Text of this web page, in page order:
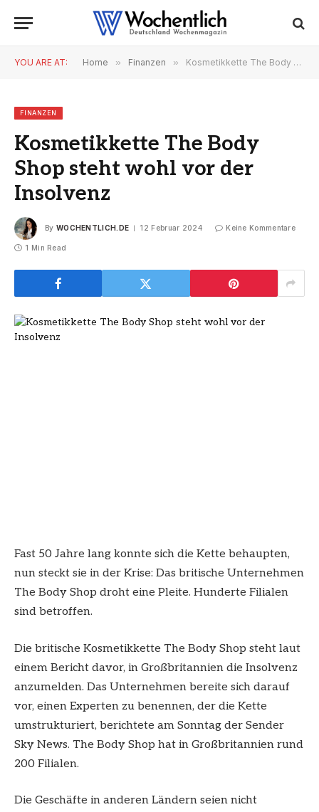
YOU ARE AT: Home » Finanzen » Kosmetikkette The Body Shop steht wohl vor der Insolvenz
FINANZEN
Kosmetikkette The Body
Shop steht wohl vor der
Insolvenz
By WOCHENTLICH.DE 12 Februar 2024 Keine Kommentare
1 Min Read
Fast 50 Jahre lang konnte sich die Kette behaupten,
nun steckt sie in der Krise: Das britische Unternehmen
The Body Shop droht eine Pleite. Hunderte Filialen
sind betroffen.
Die britische Kosmetikkette The Body Shop steht laut
einem Bericht davor, in Großbritannien die Insolvenz
anzumelden. Das Unternehmen bereite sich darauf
vor, einen Experten zu benennen, der die Kette
umstrukturiert, berichtete am Sonntag der Sender
Sky News. The Body Shop hat in Großbritannien rund
200 Filialen.
Die Geschäfte in anderen Ländern seien nicht